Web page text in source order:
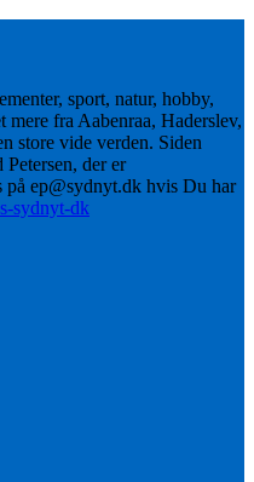
sport, natur, hobby,
mere fra Aabenraa, Haderslev,
store vide verden. Siden
der er
på ep@sydnyt.dk hvis Du har
sydnyt-dk